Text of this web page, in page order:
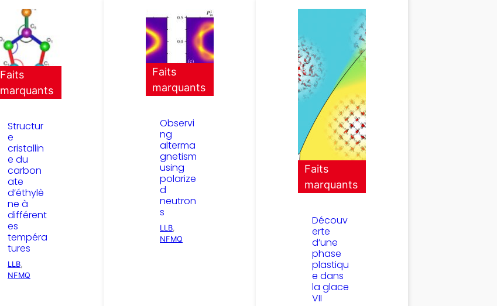
Faits
marquants
Structur
e
cristallin
e du
carbon
ate
d’éthylè
ne à
différent
es
tempéra
tures
LLB
NFMQ
Faits
marquants
Observi
ng
alterma
gnetism
using
polarize
d
neutron
s
LLB
NFMQ
Faits
marquants
Découv
erte
d’une
phase
plastiqu
e dans
la glace
VII